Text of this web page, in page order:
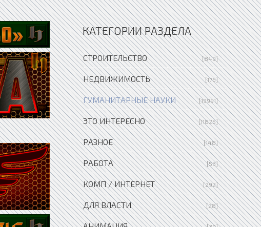
КАТЕГОРИИ РАЗДЕЛА
СТРОИТЕЛЬСТВО [849]
НЕДВИЖИМОСТЬ [176]
ГУМАНИТАРНЫЕ НАУКИ [19991]
ЭТО ИНТЕРЕСНО [11825]
РАЗНОЕ [148]
РАБОТА [53]
КОМП / ИНТЕРНЕТ [292]
ДЛЯ ВЛАСТИ [28]